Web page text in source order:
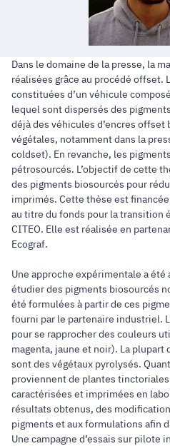
Dans le domaine de la presse, la
réalisées grâce au procédé offset.
constituées d’un véhicule
lequel sont dispersés des
déjà des véhicules d’encres offset
végétales, notamment dans la
coldset). En revanche, les
pétrosourcés. L’objectif de cette
des pigments biosourcés pour
imprimés. Cette thèse est
au titre du fonds pour la transition
CITEO. Elle est réalisée en
Ecograf.
Une approche expérimentale a
étudier des pigments biosourcés
été formulées à partir de ces
fourni par le partenaire industriel.
pour se rapprocher des couleurs
magenta, jaune et noir). La
sont des végétaux pyrolysés.
proviennent de plantes
caractérisées et imprimées en
résultats obtenus, des
pigments et aux formulations afin
Une campagne d’essais sur pilote